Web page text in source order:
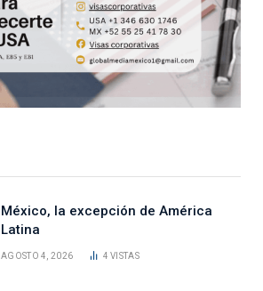
México, la excepción de América
Latina
AGOSTO 4, 2026 4VISTAS